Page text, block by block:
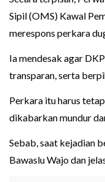
Sipil (OMS) Kawal
merespons perkara
Ia mendesak agar
transparan, serta
Perkara itu harus
dikabarkan mundur
Sebab, saat kejadian
Bawaslu Wajo dan